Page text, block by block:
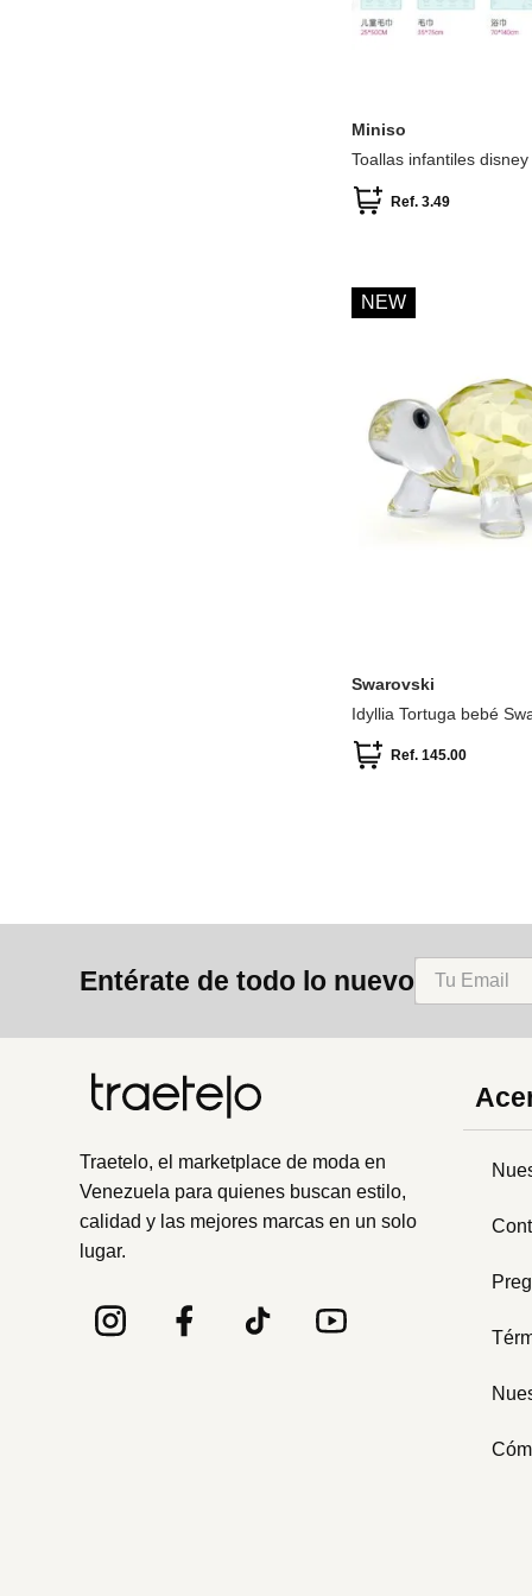
Miniso
Toallas infantiles
Ref.3.49
NEW
Swarovski
Idyllia Tortuga bebé
Ref.145.00
Entérate de todo lo nuevo
Traetelo, el marketplace de moda en
Venezuela para quienes buscan estilo,
calidad y las mejores marcas en un solo
lugar.